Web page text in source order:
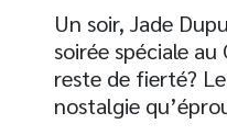
Un soir, Jade
soirée spéciale
reste de fierté?
nostalgie